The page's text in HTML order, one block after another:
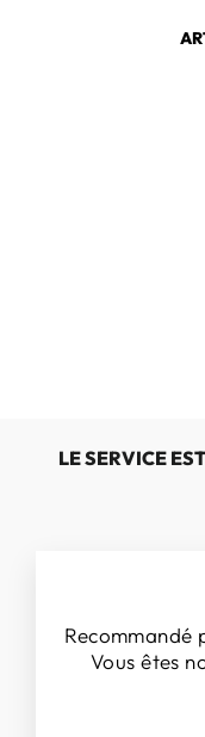
LE SERVICE
Recommandé
Vous êtes